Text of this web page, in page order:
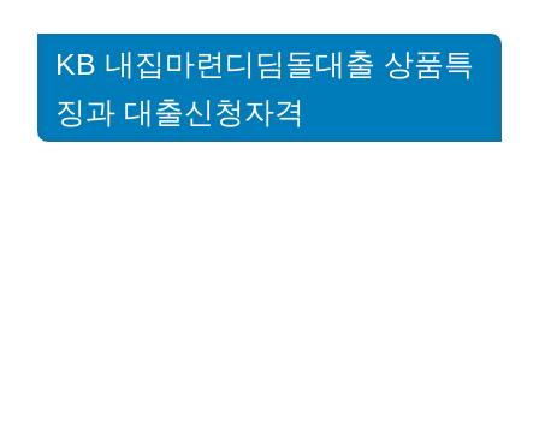
KB 내집마련디딤돌대출 상품특
징과 대출신청자격